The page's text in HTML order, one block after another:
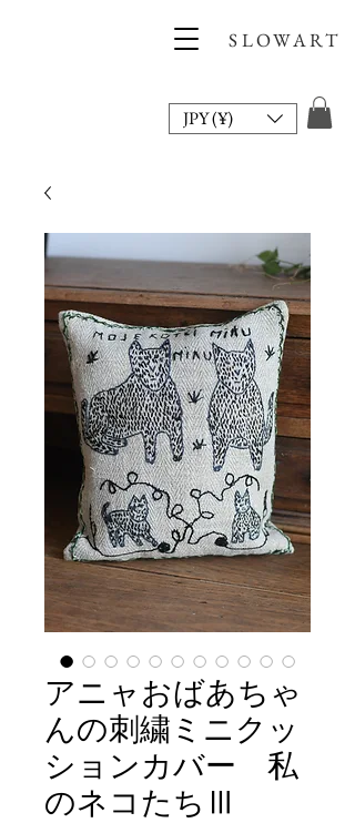
SLOWART
JPY (¥)
アニャおばあちゃ
んの刺繍ミニクッ
ションカバー 私
のネコたちⅢ